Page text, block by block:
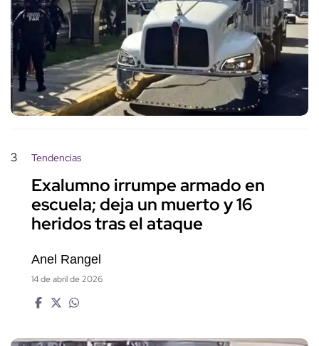
3 Tendencias
Exalumno irrumpe armado en
escuela; deja un muerto y 16
heridos tras el ataque
Anel Rangel
14 de abril de 2026